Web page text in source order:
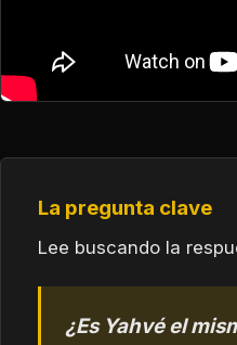
La pregunta clave
Lee buscando la
¿Es Yahvé el